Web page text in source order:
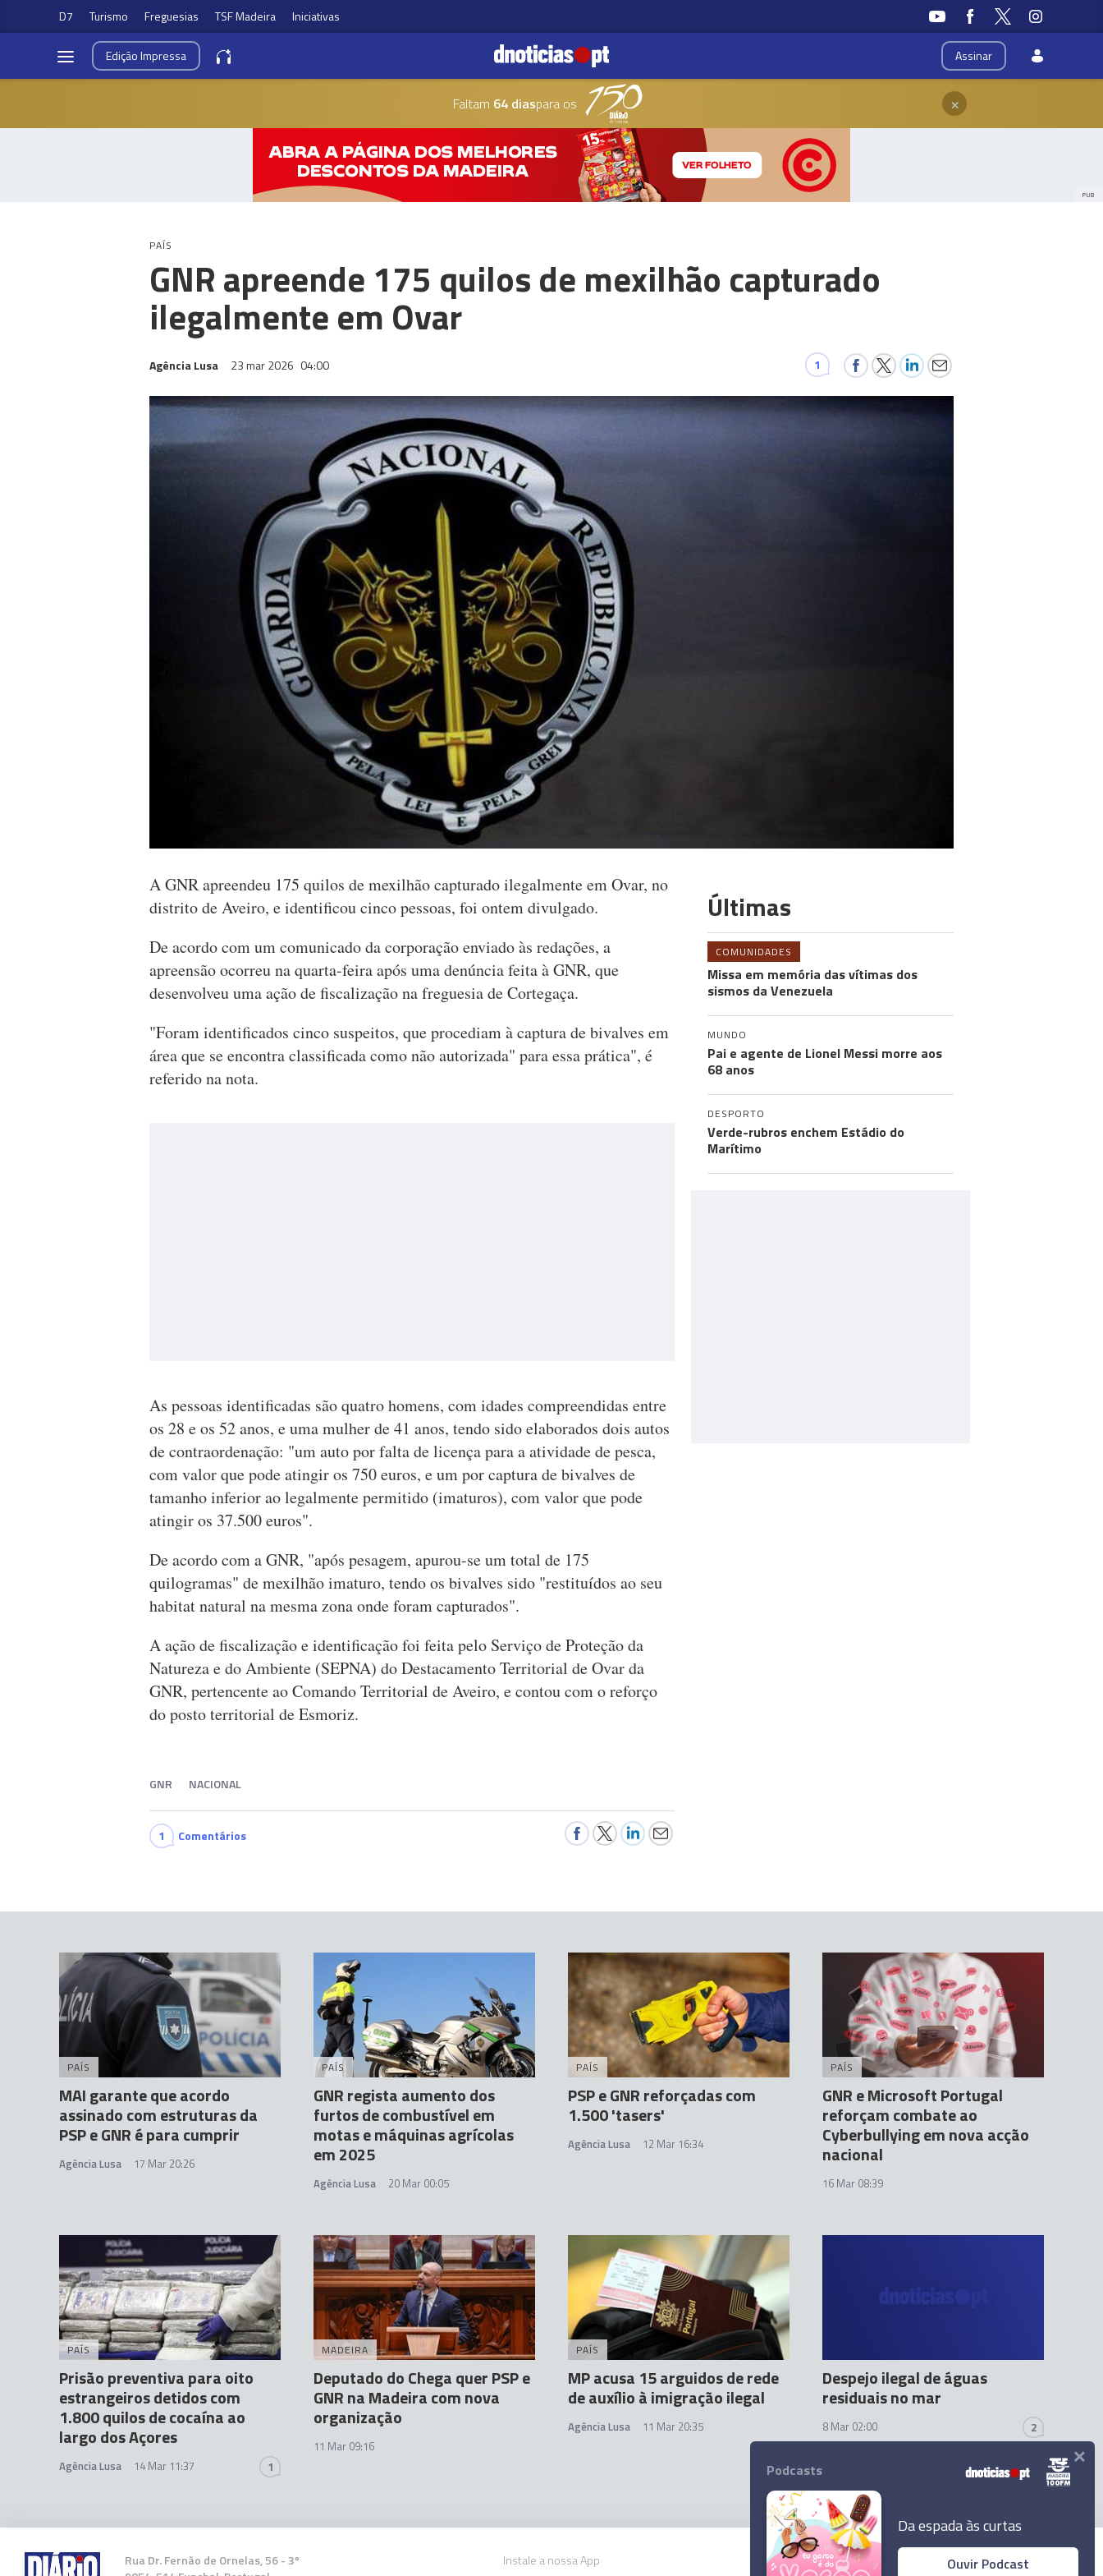
D7 Turismo Freguesias TSF Madeira Iniciativas
Assinar
EdiçãoImpressa
Faltam 64 diaspara os ×
PUB
PAÍS
GNR apreende 175 quilos de mexilhão capturado
ilegalmente em Ovar
Agência Lusa 23 mar 2026 04:00 1
A GNR apreendeu 175 quilos de mexilhão capturado ilegalmente em Ovar, no
distrito de Aveiro, e identificou cinco pessoas, foi ontem divulgado.
De acordo com um comunicado da corporação enviado às redações, a
apreensão ocorreu na quarta-feira após uma denúncia feita à GNR, que
desenvolveu uma ação de fiscalização na freguesia de Cortegaça.
"Foram identificados cinco suspeitos, que procediam à captura de bivalves em
área que se encontra classificada como não autorizada" para essa prática", é
referido na nota.
As pessoas identificadas são quatro homens, com idades compreendidas entre
os 28 e os 52 anos, e uma mulher de 41 anos, tendo sido elaborados dois autos
de contraordenação: "um auto por falta de licença para a atividade de pesca,
com valor que pode atingir os 750 euros, e um por captura de bivalves de
tamanho inferior ao legalmente permitido (imaturos), com valor que pode
atingir os 37.500 euros".
De acordo com a GNR, "após pesagem, apurou-se um total de 175
quilogramas" de mexilhão imaturo, tendo os bivalves sido "restituídos ao seu
habitat natural na mesma zona onde foram capturados".
A ação de fiscalização e identificação foi feita pelo Serviço de Proteção da
Natureza e do Ambiente (SEPNA) do Destacamento Territorial de Ovar da
GNR, pertencente ao Comando Territorial de Aveiro, e contou com o reforço
do posto territorial de Esmoriz.
GNR NACIONAL
1 Comentários
Últimas
COMUNIDADES
Missa em memória das vítimas dos
sismos da Venezuela
MUNDO
Pai e agente de Lionel Messi morre aos
68 anos
DESPORTO
Verde-rubros enchem Estádio do
Marítimo
PAÍS
MAI garante que acordo
assinado com estruturas da
PSP e GNR é para cumprir
Agência Lusa 17 Mar 20:26
PAÍS
GNR regista aumento dos
furtos de combustível em
motas e máquinas agrícolas
em 2025
Agência Lusa 20 Mar 00:05
PAÍS
PSP e GNR reforçadas com
1.500 'tasers'
Agência Lusa 12 Mar 16:34
PAÍS
GNR e Microsoft Portugal
reforçam combate ao
Cyberbullying em nova acção
nacional
16 Mar 08:39
PAÍS
Prisão preventiva para oito
estrangeiros detidos com
1.800 quilos de cocaína ao
largo dos Açores
Agência Lusa 14 Mar 11:37 1
MADEIRA
Deputado do Chega quer PSP e
GNR na Madeira com nova
organização
11 Mar 09:16
PAÍS
MP acusa 15 arguidos de rede
de auxílio à imigração ilegal
Agência Lusa 11 Mar 20:35
Despejo ilegal de águas
residuais no mar
8 Mar 02:00 2
Rua Dr. Fernão de Ornelas, 56 - 3º
Instale a nossa App
Podcasts
Da espada às curtas
Ouvir Podcast
×